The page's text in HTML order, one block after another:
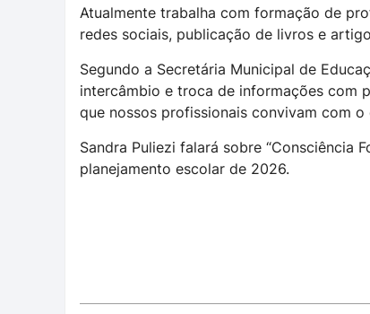
Atualmente trabalha com formação de
redes sociais, publicação de livros e
Segundo a Secretária Municipal de
intercâmbio e troca de informações com
que nossos profissionais convivam com
Sandra Puliezi falará sobre “Consciência
planejamento escolar de 2026.